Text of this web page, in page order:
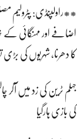
**راولپنڈی: پٹرولیم
اضافے اور مہنگائی
کا دھرنا، شہریوں کی
جہلم ٹرین کی زد میں
کی بازی ہارگیا